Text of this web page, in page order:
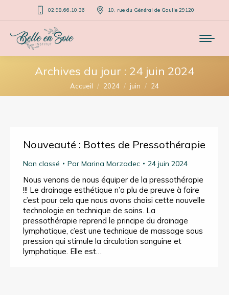
02.98.66.10.36 10, rue du Général de Gaulle 29120
Archives du jour : 24 juin 2024
Vous êtes ici :
Accueil 2024 juin 24
Nouveauté : Bottes de Pressothérapie
Non classé Par Marina Morzadec 24 juin 2024
Nous venons de nous équiper de la pressothérapie
!!! Le drainage esthétique n’a plu de preuve à faire
c’est pour cela que nous avons choisi cette nouvelle
technologie en technique de soins. La
pressothérapie reprend le principe du drainage
lymphatique, c’est une technique de massage sous
pression qui stimule la circulation sanguine et
lymphatique. Elle est…